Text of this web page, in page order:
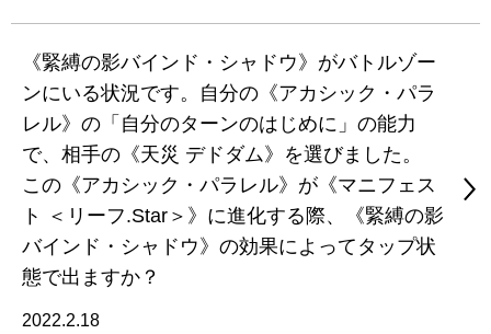
《緊縛の影バインド・シャドウ》がバトルゾー
ンにいる状況です。自分の《アカシック・パラ
レル》の「自分のターンのはじめに」の能力
で、相手の《天災 デドダム》を選びました。
この《アカシック・パラレル》が《マニフェス
ト ＜リーフ.Star＞》に進化する際、《緊縛の影
バインド・シャドウ》の効果によってタップ状
態で出ますか？
2022.2.18